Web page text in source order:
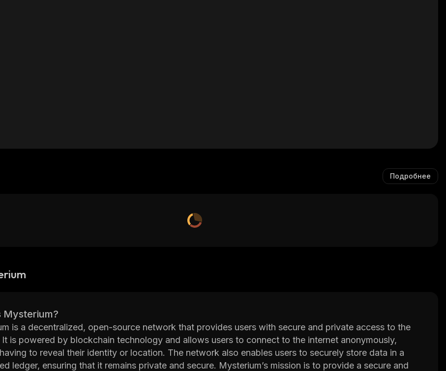
Подробнее
Mysterium?
is a decentralized, open-source network that provides users with secure and private access to the
It is powered by blockchain technology and allows users to connect to the internet anonymously,
to reveal their identity or location. The network also enables users to securely store data in a
ledger, ensuring that it remains private and secure. Mysterium’s mission is to provide a secure and